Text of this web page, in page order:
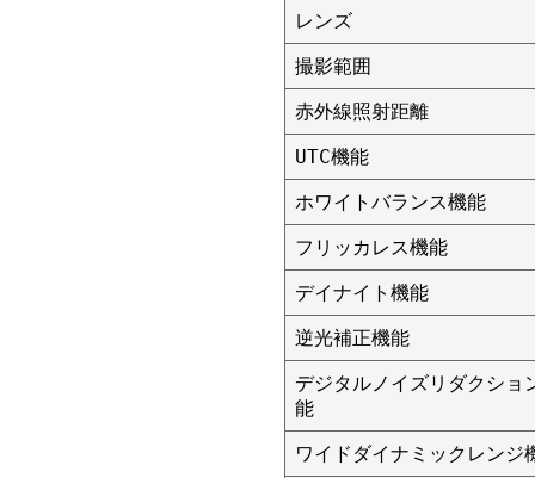
レンズ
撮影範囲
赤外線照射距離
UTC機能
ホワイトバランス機能
フリッカレス機能
デイナイト機能
逆光補正機能
デジタルノイズリダクショ
能
ワイドダイナミックレンジ